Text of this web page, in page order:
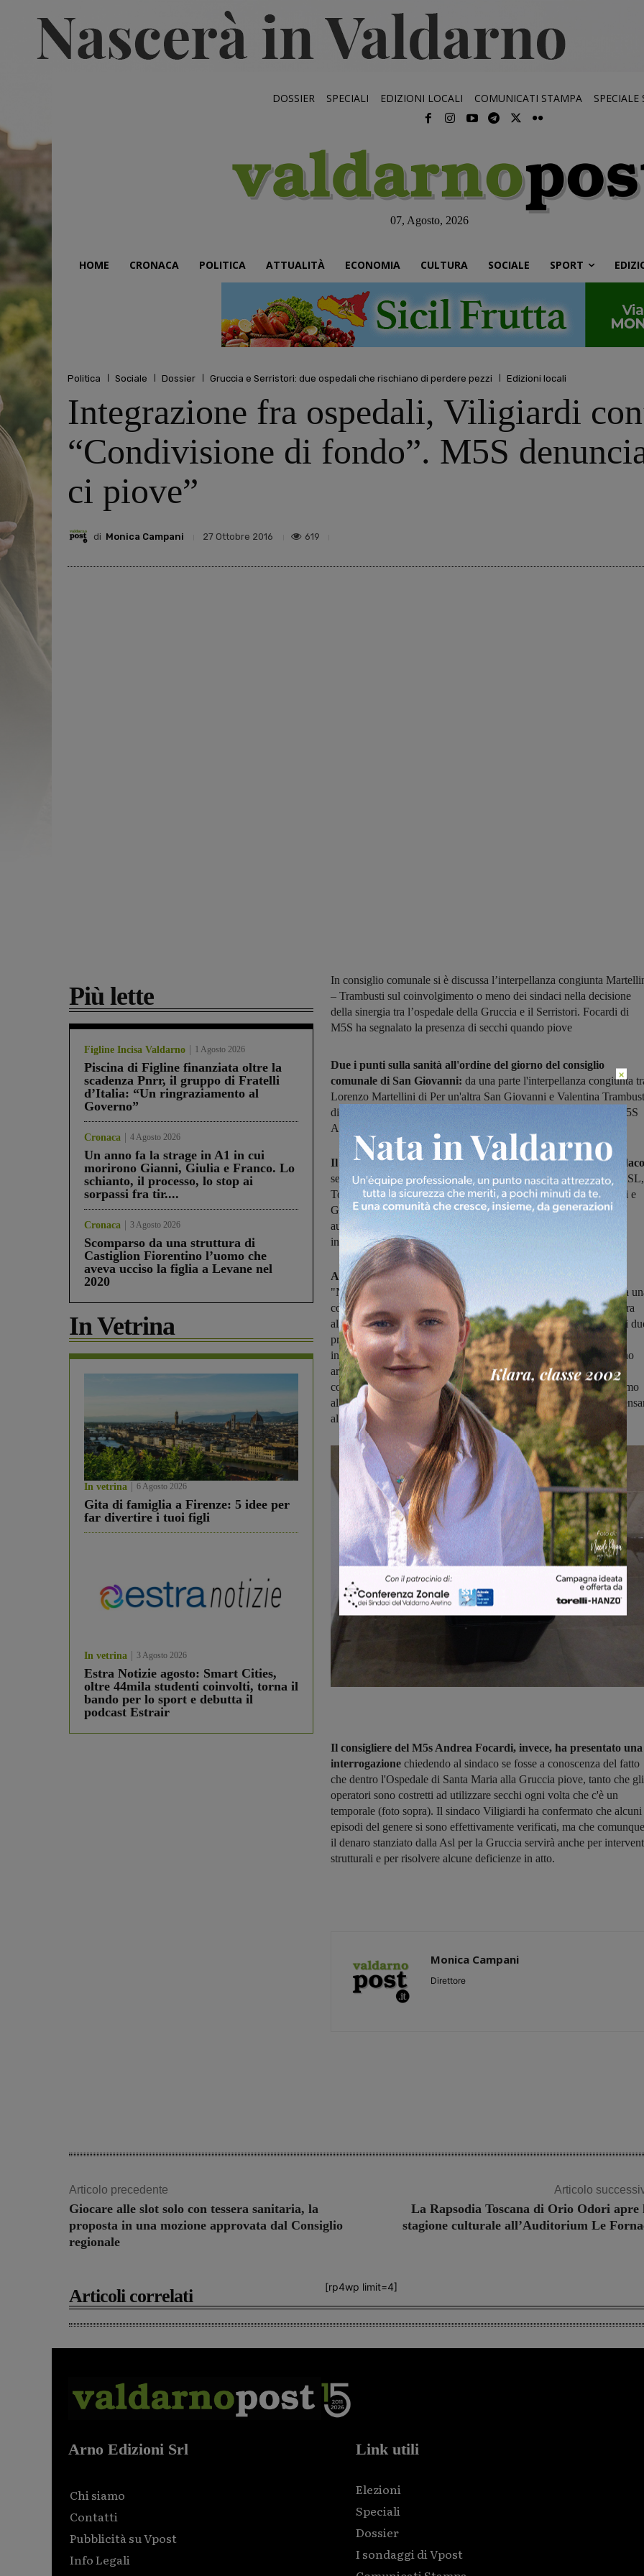
DOSSIER SPECIALI EDIZIONI LOCALI COMUNICATI STAMPA SPECIALE
07, Agosto, 2026
HOME CRONACA POLITICA ATTUALITÀ ECONOMIA CULTURA SOCIALE SPORT
Politica Sociale Dossier Gruccia e Serristori: due ospedali che rischiano di perdere pezzi Edizioni locali
Integrazione fra ospedali, Viligiardi
“Condivisione di fondo”. M5S
ci piove”
di Monica Campani 27 Ottobre 2016 619
Più lette
Figline Incisa Valdarno 1 Agosto 2026
Piscina di Figline finanziata oltre la
scadenza Pnrr, il gruppo di Fratelli
d’Italia: “Un ringraziamento al
Governo”
Cronaca 4 Agosto 2026
Un anno fa la strage in A1 in cui
morirono Gianni, Giulia e Franco. Lo
schianto, il processo, lo stop ai
sorpassi fra tir....
Cronaca 3 Agosto 2026
Scomparso da una struttura di
Castiglion Fiorentino l’uomo che
aveva ucciso la figlia a Levane nel
2020
In Vetrina
In vetrina 6 Agosto 2026
Gita di famiglia a Firenze: 5 idee per
far divertire i tuoi figli
In vetrina 3 Agosto 2026
Estra Notizie agosto: Smart Cities,
oltre 44mila studenti coinvolti, torna il
bando per lo sport e debutta il
podcast Estrair
In consiglio comunale si è discussa l’interpellanza congiunta
– Trambusti sul coinvolgimento o meno dei sindaci nella decisione
della sinergia tra l’ospedale della Gruccia e il Serristori. Focardi di
M5S ha segnalato la presenza di secchi quando piove
Due i punti sulla sanità all'ordine del giorno del consiglio
comunale di San Giovanni: da una parte l'interpellanza congiunta
Lorenzo Martellini di Per un'altra San Giovanni e Valentina
di Salvare il Serristori, dall'altra l'interrogazione del consigliere M5S
Andrea Focardi sulla presenza di perdite d'acqua alla Gruccia.
Il capogruppo di Per un'altra San Giovanni ha chiesto al sindaco
se c'è stato coinvolgimento dei sindaci nella decisione delle due ASL,
Toscana centro e Toscana sud est, di integrare servizi tra Serristori e
Gruccia. "Mi sembra che le ASL si stiano muovendo con troppa
autonomia. Comunque il progetto dell'integrazione avrà senso se
inserito nella nascita del Distretto unico sanitario del Valdarno".
A queste parole ha replicato il sindaco, Maurizio Viligiardi:
"Nell'incontro del 18 ottobre della Conferenza dei sindaci c'è stata
condivisione di fondo, visto che l'integrazione tra i due ospedali era
all'ordine del giorno. Il punto di partenza è proprio la sinergia fra i
presidi, per poi tracciare un percorso che prevede una maggiore
integrazione e servizi migliori e più equi per i cittadini del Valdarno
aretino e fiorentino". Il sindaco ha poi aggiunto: "Non siamo stati
coinvolti dalle Asl, ma glielo abbiamo fatto notare. Intanto pensiamo
all'integrazione fra i due presidi ospedalieri, poi potremo anche
al Distretto unico".
Il consigliere del M5s Andrea Focardi, invece, ha presentato una
interrogazione chiedendo al sindaco se fosse a conoscenza del fatto
che dentro l'Ospedale di Santa Maria alla Gruccia piove, tanto che gli
operatori sono costretti ad utilizzare secchi ogni volta che c'è un
temporale (foto sopra). Il sindaco Viligiardi ha confermato che alcuni
episodi del genere si sono effettivamente verificati, ma che comunque
il denaro stanziato dalla Asl per la Gruccia servirà anche per
strutturali e per risolvere alcune deficienze in atto.
Monica Campani
Direttore
Articolo precedente
Giocare alle slot solo con tessera sanitaria, la
proposta in una mozione approvata dal Consiglio
regionale
Articolo
La Rapsodia Toscana di Orio Odori apre
stagione culturale all’Auditorium Le
[rp4wp limit=4]
Articoli correlati
Arno Edizioni Srl
Chi siamo
Contatti
Pubblicità su Vpost
Info Legali
Link utili
Elezioni
Speciali
Dossier
I sondaggi di Vpost
×